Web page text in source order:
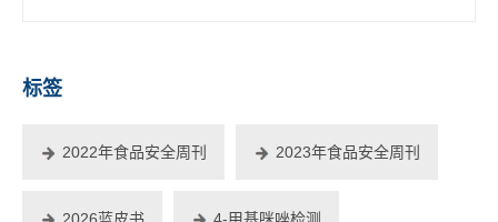
标签
2022年食品安全周刊 2023年食品安全周刊